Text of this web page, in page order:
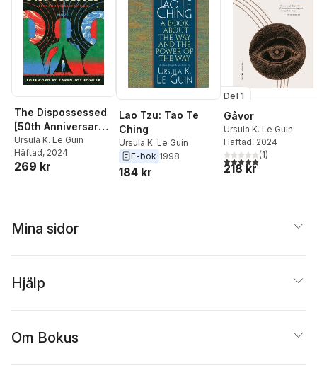
The Dispossessed
[50th Anniversary
Edition]
Ursula K. Le Guin
Häftad, 2024
269 kr
Lao Tzu: Tao Te
Ching
Ursula K. Le Guin
E-bok 1998
184 kr
Del 1
Gåvor
Ursula K. Le Guin
Häftad, 2024
5,0utav 5 stjärnor.
(1)
218 kr
Mina sidor
Hjälp
Om Bokus